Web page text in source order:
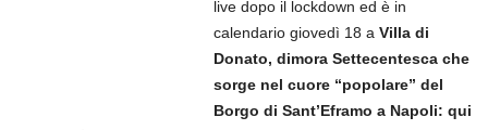
live dopo il lockdown ed è in
calendario giovedì 18 aVilla di
Donato, dimora Settecentesca che
sorge nel cuore “popolare” del
Borgo di Sant’Eframo a Napoli: qui